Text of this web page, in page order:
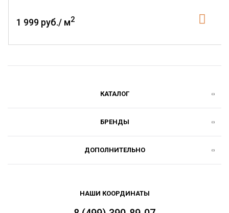
1 999 руб./ м2
КАТАЛОГ
БРЕНДЫ
ДОПОЛНИТЕЛЬНО
НАШИ КООРДИНАТЫ